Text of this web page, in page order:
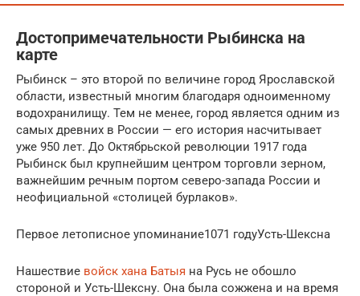
Достопримечательности Рыбинска на
карте
Рыбинск – это второй по величине город Ярославской
области, известный многим благодаря одноименному
водохранилищу. Тем не менее, город является одним из
самых древних в России — его история насчитывает
уже 950 лет. До Октябрьской революции 1917 года
Рыбинск был крупнейшим центром торговли зерном,
важнейшим речным портом северо-запада России и
неофициальной «столицей бурлаков».
Первое летописное упоминание1071 годуУсть-Шексна
Нашествие войск хана Батыя на Русь не обошло
стороной и Усть-Шексну. Она была сожжена и на время